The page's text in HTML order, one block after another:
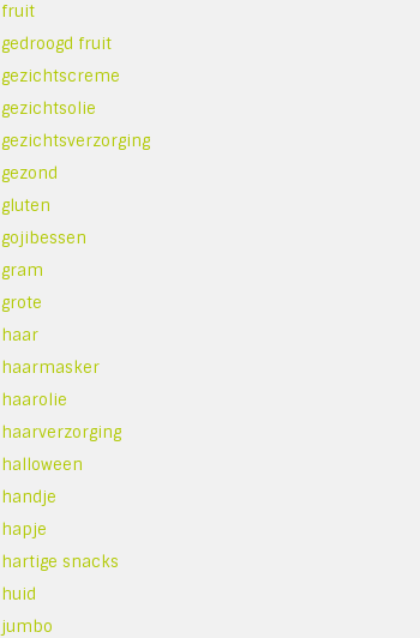
fruit
gedroogd fruit
gezichtscreme
gezichtsolie
gezichtsverzorging
gezond
gluten
gojibessen
gram
grote
haar
haarmasker
haarolie
haarverzorging
halloween
handje
hapje
hartige snacks
huid
jumbo